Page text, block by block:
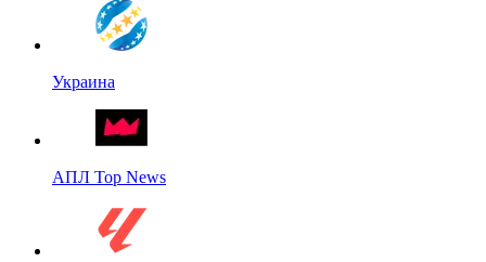
Украина
АПЛ Top News